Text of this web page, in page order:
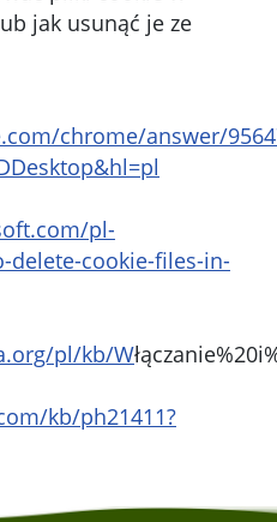
jak usunąć je ze
chrome/answer/
pl-
cookie-files-in-
pl/kb/W
kb/ph21411?